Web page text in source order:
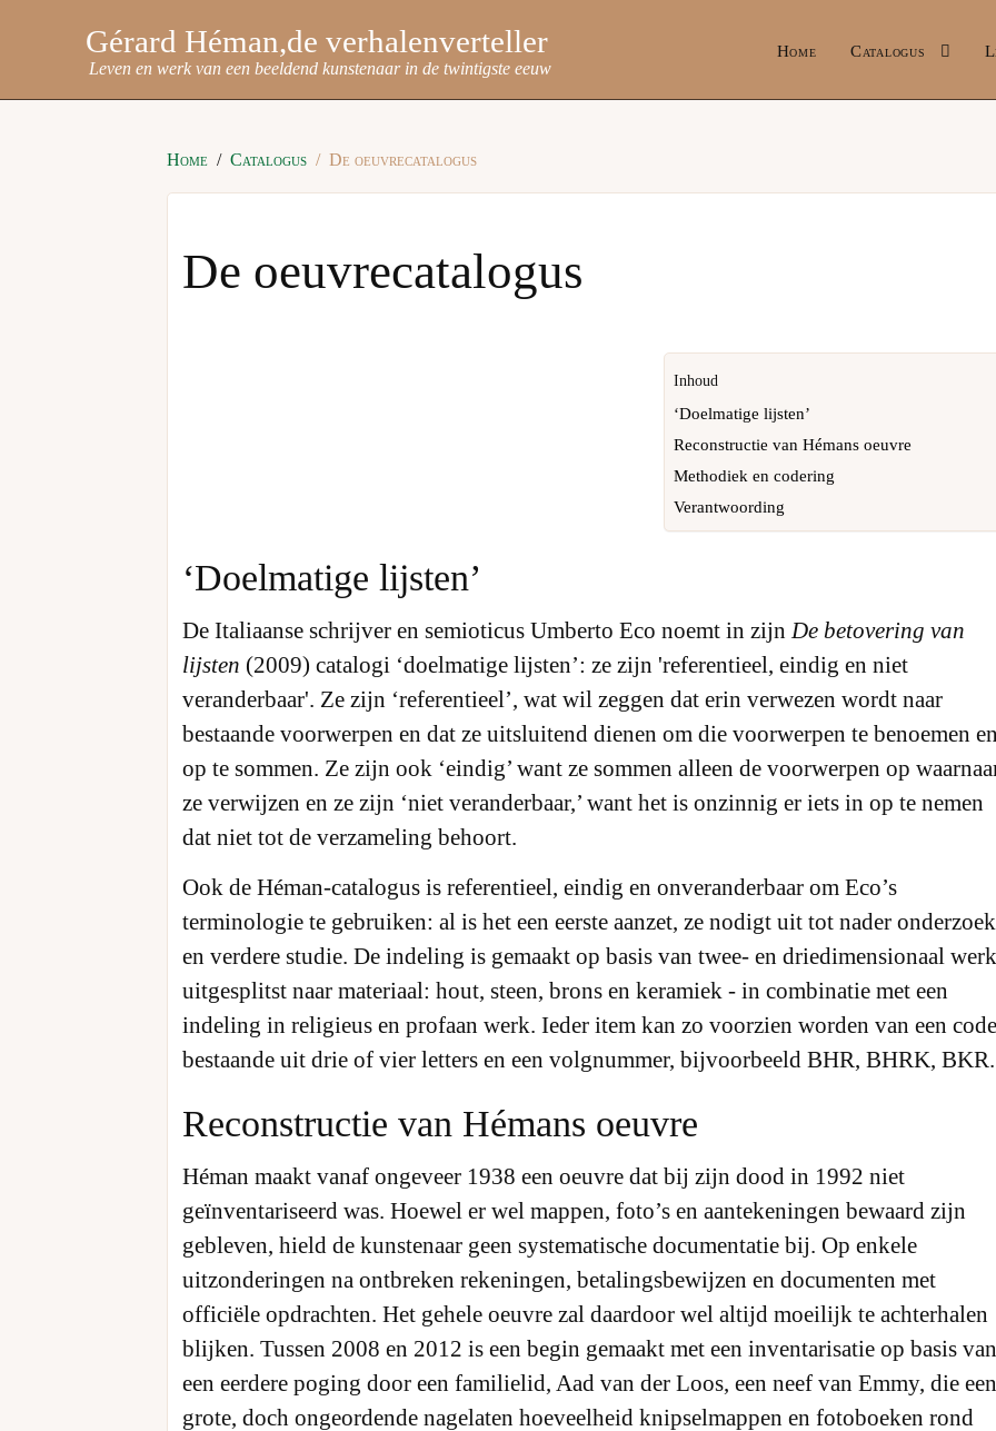
Gérard Héman
Leven en werk van een beeldend kunstenaar in de twintigste eeuw
Home Catalogus
Home Catalogus De oeuvrecatalogus
De oeuvrecatalogus
Inhoud
‘Doelmatige lijsten’
Reconstructie van Hémans oeuvre
Methodiek en codering
Verantwoording
‘Doelmatige lijsten’
De Italiaanse schrijver en semioticus Umberto Eco noemt in zijn De betovering van
lijsten (2009) catalogi ‘doelmatige lijsten’: ze zijn 'referentieel, eindig en niet
veranderbaar'. Ze zijn ‘referentieel’, wat wil zeggen dat erin verwezen wordt naar
bestaande voorwerpen en dat ze uitsluitend dienen om die voorwerpen te benoemen
op te sommen. Ze zijn ook ‘eindig’ want ze sommen alleen de voorwerpen op
ze verwijzen en ze zijn ‘niet veranderbaar,’ want het is onzinnig er iets in op te nemen
dat niet tot de verzameling behoort.
Ook de Héman-catalogus is referentieel, eindig en onveranderbaar om Eco’s
terminologie te gebruiken: al is het een eerste aanzet, ze nodigt uit tot nader onderzoek
en verdere studie. De indeling is gemaakt op basis van twee- en driedimensionaal
uitgesplitst naar materiaal: hout, steen, brons en keramiek - in combinatie met een
indeling in religieus en profaan werk. Ieder item kan zo voorzien worden van een code
bestaande uit drie of vier letters en een volgnummer, bijvoorbeeld BHR, BHRK, BKR.
Reconstructie van Hémans oeuvre
Héman maakt vanaf ongeveer 1938 een oeuvre dat bij zijn dood in 1992 niet
geïnventariseerd was. Hoewel er wel mappen, foto’s en aantekeningen bewaard zijn
gebleven, hield de kunstenaar geen systematische documentatie bij. Op enkele
uitzonderingen na ontbreken rekeningen, betalingsbewijzen en documenten met
officiële opdrachten. Het gehele oeuvre zal daardoor wel altijd moeilijk te achterhalen
blijken. Tussen 2008 en 2012 is een begin gemaakt met een inventarisatie op basis van
een eerdere poging door een familielid, Aad van der Loos, een neef van Emmy, die een
grote, doch ongeordende nagelaten hoeveelheid knipselmappen en fotoboeken rond